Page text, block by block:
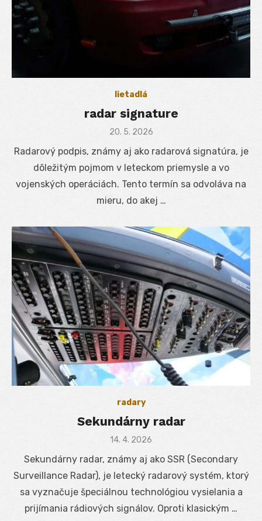
lietadlá
radar signature
Posted
20. 5. 2026
Radarový podpis, známy aj ako radarová signatúra, je
dôležitým pojmom v leteckom priemysle a vo
vojenských operáciách. Tento termín sa odvoláva na
mieru, do akej …
radary
Sekundárny radar
Posted
14. 4. 2026
Sekundárny radar, známy aj ako SSR (Secondary
Surveillance Radar), je letecký radarový systém, ktorý
sa vyznačuje špeciálnou technológiou vysielania a
prijímania rádiových signálov. Oproti klasickým …